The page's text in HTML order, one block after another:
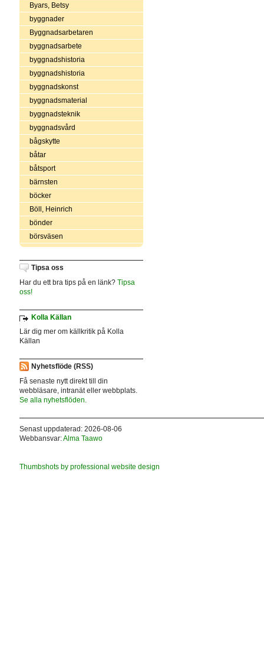
Byars, Betsy
byggnader
Byggnadsarbetaren
byggnadsarbete
byggnadshistoria
byggnadshistoria
byggnadskonst
byggnadsmaterial
byggnadsteknik
byggnadsvård
bågskytte
båtar
båtsport
bärnsten
böcker
Böll, Heinrich
bönder
börsväsen
Tipsa oss
Har du ett bra tips på en länk? Tipsa
oss!
Kolla Källan
Lär dig mer om källkritik på Kolla
Källan
Nyhetsflöde (RSS)
Få senaste nytt direkt till din
webbläsare, intranät eller webbplats.
Se alla nyhetsflöden.
Senast uppdaterad: 2026-08-06
Webbansvar:Alma Taawo
Thumbshots by professional website design